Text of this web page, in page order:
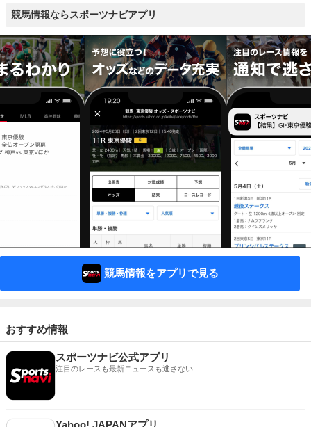
競馬情報ならスポーツナビアプリ
競馬情報をアプリで見る
おすすめ情報
スポーツナビ公式アプリ
注目のレースも最新ニュースも逃さない
Yahoo! JAPANアプリ